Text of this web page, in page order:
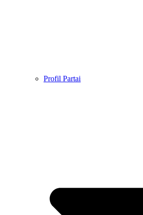
Profil Partai